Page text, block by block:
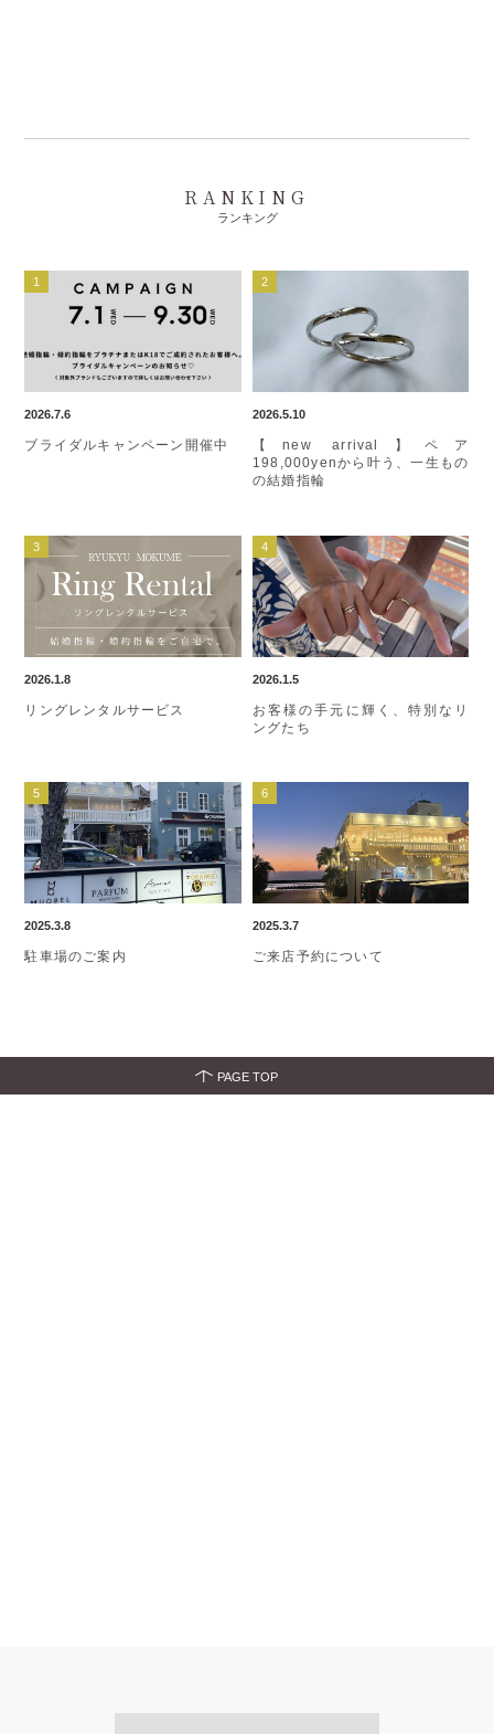
RANKING
ランキング
2026.7.6
ブライダルキャンペーン開催中
2026.5.10
【new arrival】ペア
198,000yenから叶う、一生もの
の結婚指輪
2026.1.8
リングレンタルサービス
2026.1.5
お客様の手元に輝く、特別なリ
ングたち
2025.3.8
駐車場のご案内
2025.3.7
ご来店予約について
PAGE TOP